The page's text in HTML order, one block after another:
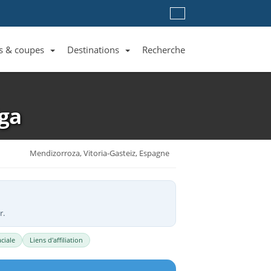
& coupes Destinations Recherche
Mendizorroza, Vitoria-Gasteiz, Espagne
Liens d'affiliation